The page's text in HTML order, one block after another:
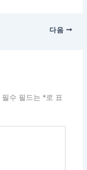
다음
필수 필드는 *로 표